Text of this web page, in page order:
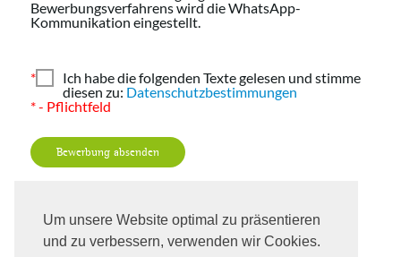
Um unsere Website optimal zu präsentieren
und zu verbessern, verwenden wir Cookies.
Bewerbungsverfahrens wird die WhatsApp-
Kommunikation eingestellt.
*
Ich habe die folgenden Texte gelesen und stimme
diesen zu: Datenschutzbestimmungen
* - Pflichtfeld
Bewerbung absenden